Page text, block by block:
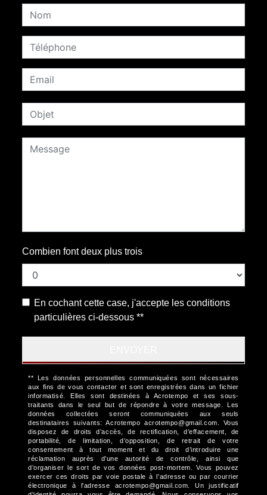
Combien font deux plus trois
En cochant cette case, j'accepte les conditions
particulières ci-dessous **
** Les données personnelles communiquées sont nécessaires
aux fins de vous contacter et sont enregistrées dans un fichier
informatisé. Elles sont destinées à Acrotempo et ses sous-
traitants dans le seul but de répondre à votre message. Les
données collectées seront communiquées aux seuls
destinataires suivants: Acrotempo acrotempo@gmail.com. Vous
disposez de droits d’accès, de rectification, d’effacement, de
portabilité, de limitation, d’opposition, de retrait de votre
consentement à tout moment et du droit d’introduire une
réclamation auprès d’une autorité de contrôle, ainsi que
d’organiser le sort de vos données post-mortem. Vous pouvez
exercer ces droits par voie postale à l'adresse ou par courrier
électronique à l'adresse acrotempo@gmail.com. Un justificatif